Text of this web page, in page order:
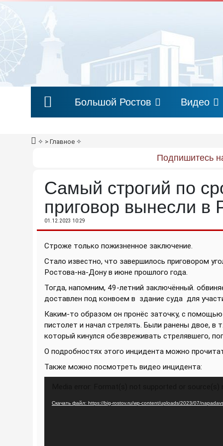
Большой Ростов Видео
✧ > Главное ✧
Подпишитесь
Самый строгий по
приговор вынесли в
01.12.2023 10:29
Строже только пожизненное заключение.
Стало известно, что завершилось приговором
Ростова-на-Дону в июне прошлого года.
Тогда, напомним, 49-летний заключённый.
доставлен под конвоем в здание суда для
Каким-то образом он пронёс заточку, с помощью
пистолет и начал стрелять. Были ранены двое, в
который кинулся обезвреживать стрелявшего,
О подробностях этого инцидента можно
Также можно посмотреть видео инцидента:
Скачать файл: https://big-rostov.ru/wp-content/uploads/2023/07/